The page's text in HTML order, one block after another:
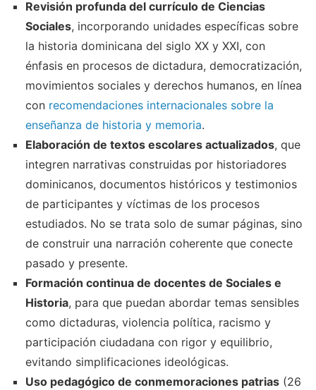
Revisión profunda del currículo de Ciencias
Sociales, incorporando unidades específicas sobre
la historia dominicana del siglo XX y XXI, con
énfasis en procesos de dictadura, democratización,
movimientos sociales y derechos humanos, en línea
con recomendaciones internacionales sobre la
enseñanza de historia y memoria.
Elaboración de textos escolares actualizados, que
integren narrativas construidas por historiadores
dominicanos, documentos históricos y testimonios
de participantes y víctimas de los procesos
estudiados. No se trata solo de sumar páginas, sino
de construir una narración coherente que conecte
pasado y presente.
Formación continua de docentes de Sociales e
Historia, para que puedan abordar temas sensibles
como dictaduras, violencia política, racismo y
participación ciudadana con rigor y equilibrio,
evitando simplificaciones ideológicas.
Uso pedagógico de conmemoraciones patrias(26